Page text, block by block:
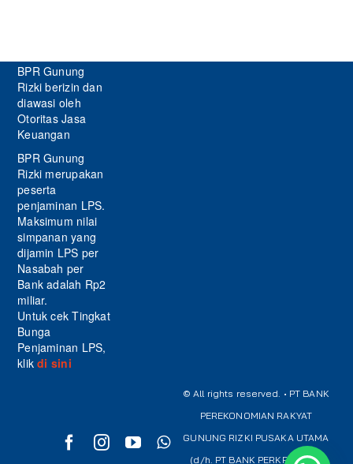
BPR Gunung
Rizki berizin dan
diawasi oleh
Otoritas Jasa
Keuangan
BPR Gunung
Rizki merupakan
peserta
penjaminan LPS.
Maksimum nilai
simpanan yang
dijamin LPS per
Nasabah per
Bank adalah Rp2
miliar.
Untuk cek Tingkat
Bunga
Penjaminan LPS,
klik di sini
© All rights reserved. • PT BANK
PEREKONOMIAN RAKYAT
GUNUNG RIZKI PUSAKA UTAMA
(d/h. PT BANK PERKREDITAN